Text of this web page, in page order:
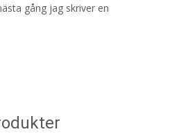
gång jag skriver en